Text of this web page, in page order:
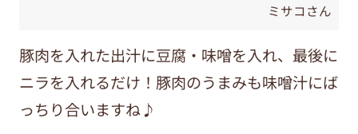
ミサコさん
豚肉を入れた出汁に豆腐・味噌を入れ、最後に
ニラを入れるだけ！豚肉のうまみも味噌汁にば
っちり合いますね♪